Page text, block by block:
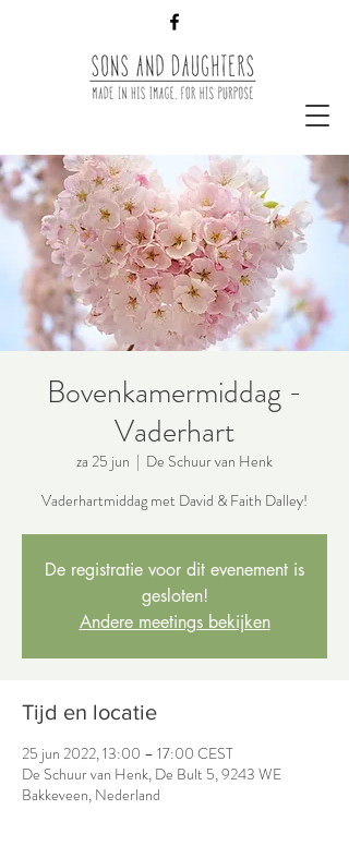
Bovenkamermiddag -
Vaderhart
za 25 jun
  |
De Schuur van Henk
Vaderhartmiddag met David & Faith Dalley!
De registratie voor dit evenement is
gesloten!
Andere meetings bekijken
Tijd en locatie
25 jun 2022, 13:00 – 17:00 CEST
De Schuur van Henk, De Bult 5, 9243 WE
Bakkeveen, Nederland